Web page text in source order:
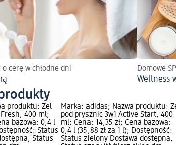
cerę w chłodne dni Domowe
Wellness
produktu: Żel
400 ml;
bazowa: 0,4 l
Status
Status
Marka: adidas; Nazwa produktu:
pod prysznic 3w1 Active Start, 400
ml; Cena: 14,35 zł; Cena bazowa:
0,4 l (35,88 zł za 1 l); Dostępność:
Status zielony Dostawa dostępna,